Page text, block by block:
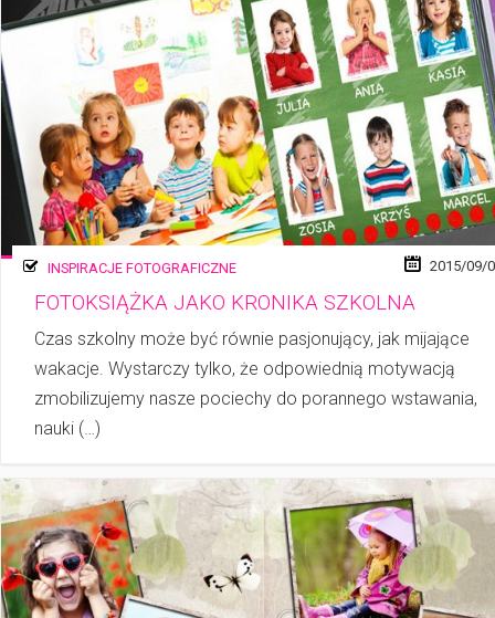
INSPIRACJE FOTOGRAFICZNE 2015/09/
FOTOKSIĄŻKA JAKO KRONIKA SZKOLNA
Czas szkolny może być równie pasjonujący, jak mijające
wakacje. Wystarczy tylko, że odpowiednią motywacją
zmobilizujemy nasze pociechy do porannego wstawania,
nauki (…)